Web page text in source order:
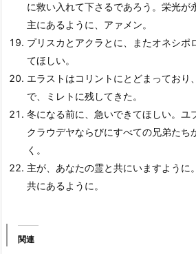
に救い入れて下さるであろう。栄光が
主にあるように、アァメン。
プリスカとアクラとに、またオネシポ
てほしい。
エラストはコリントにとどまっており
で、ミレトに残してきた。
冬になる前に、急いできてほしい。ユ
クラウデヤならびにすべての兄弟たち
く。
主が、あなたの霊と共にいますように
共にあるように。
関連